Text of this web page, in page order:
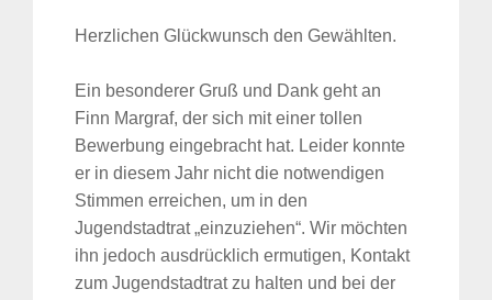
Herzlichen Glückwunsch den Gewählten.
Ein besonderer Gruß und Dank geht an
Finn Margraf, der sich mit einer tollen
Bewerbung eingebracht hat. Leider konnte
er in diesem Jahr nicht die notwendigen
Stimmen erreichen, um in den
Jugendstadtrat „einzuziehen“. Wir möchten
ihn jedoch ausdrücklich ermutigen, Kontakt
zum Jugendstadtrat zu halten und bei der